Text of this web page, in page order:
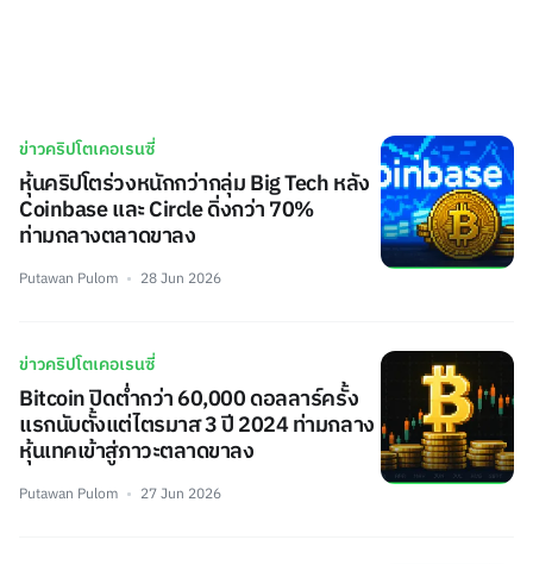
ข่าวคริปโตเคอเรนซี่
หุ้นคริปโตร่วงหนักกว่ากลุ่ม Big Tech หลัง
Coinbase และ Circle ดิ่งกว่า 70%
ท่ามกลางตลาดขาลง
Putawan Pulom 28 Jun 2026
ข่าวคริปโตเคอเรนซี่
Bitcoin ปิดต่ำกว่า 60,000 ดอลลาร์ครั้ง
แรกนับตั้งแต่ไตรมาส 3 ปี 2024 ท่ามกลาง
หุ้นเทคเข้าสู่ภาวะตลาดขาลง
Putawan Pulom 27 Jun 2026